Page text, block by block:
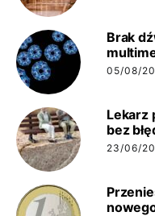
Brak
05/08/
Lekarz
bez
23/06/